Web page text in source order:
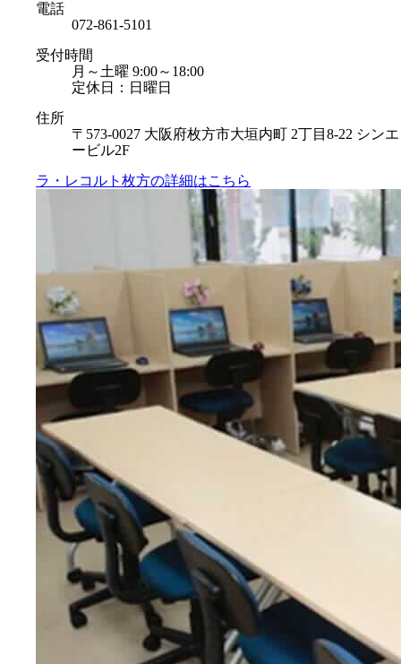
電話
072-861-5101
受付時間
月～土曜 9:00～18:00
定休日：日曜日
住所
〒573-0027 大阪府枚方市大垣内町 2丁目8-22 シンエ
ービル2F
ラ・レコルト枚方の詳細はこちら